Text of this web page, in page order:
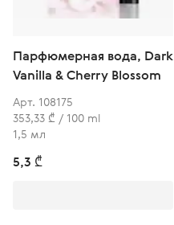
Парфюмерная вода, Dark
Vanilla & Cherry Blossom
Арт. 108175
353,33 ₾ / 100 ml
1,5 мл
5,3 ₾